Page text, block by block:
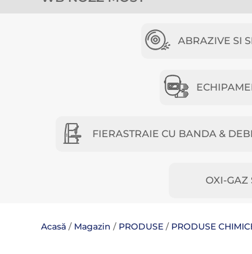
ABRAZIVE SI
FIERASTRAIE CU BANDA &
OXI-GAZ
Acasă / Magazin / PRODUSE / PRODUSE